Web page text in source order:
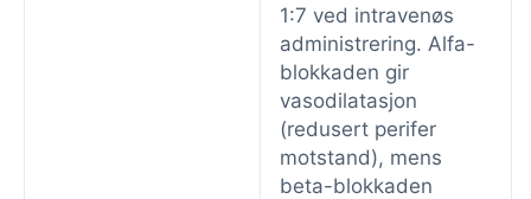
1:7 ved intravenøs
administrering. Alfa-
blokkaden gir
vasodilatasjon
(redusert perifer
motstand), mens
beta-blokkaden